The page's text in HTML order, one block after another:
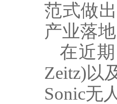
范式做
产业落
在近
Zeitz)以
Sonic无